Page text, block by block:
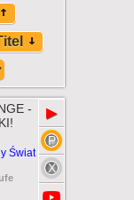
-
Świat
▶